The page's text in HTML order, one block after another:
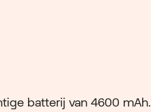
batterij van 4600 mAh.